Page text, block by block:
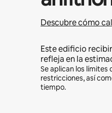
Descubre cómo
Este edificio
refleja en la
Se aplican los límites
restricciones, así
tiempo.